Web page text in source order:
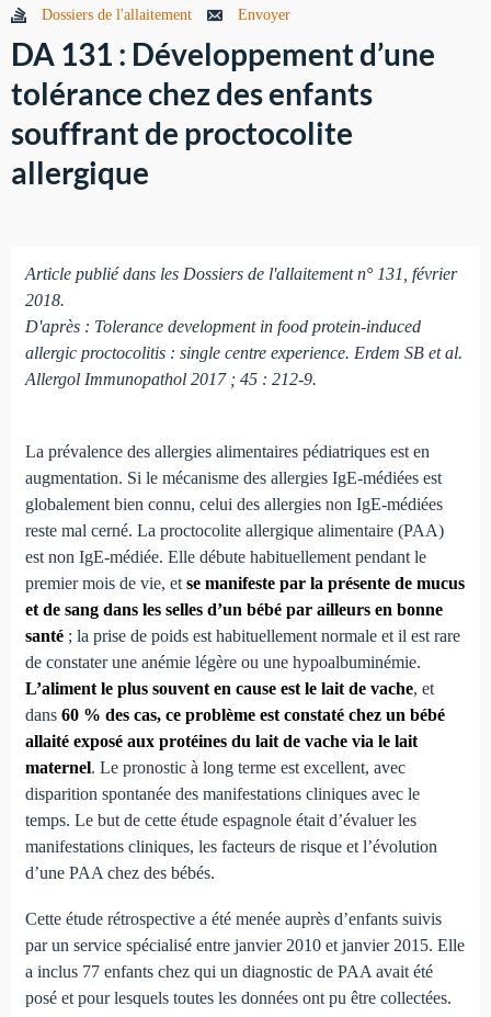
Dossiers de l'allaitement Envoyer
DA 131 : Développement d’une
tolérance chez des enfants
souffrant de proctocolite
allergique
Article publié dans les Dossiers de l'allaitement n° 131, février
2018.
D'après : Tolerance development in food protein-induced
allergic proctocolitis : single centre experience. Erdem SB et al.
Allergol Immunopathol 2017 ; 45 : 212-9.
La prévalence des allergies alimentaires pédiatriques est en
augmentation. Si le mécanisme des allergies IgE-médiées est
globalement bien connu, celui des allergies non IgE-médiées
reste mal cerné. La proctocolite allergique alimentaire (PAA)
est non IgE-médiée. Elle débute habituellement pendant le
premier mois de vie, et se manifeste par la présente de mucus
et de sang dans les selles d’un bébé par ailleurs en bonne
santé; la prise de poids est habituellement normale et il est rare
de constater une anémie légère ou une hypoalbuminémie.
L’aliment le plus souvent en cause est le lait de vache, et
dans 60 % des cas, ce problème est constaté chez un bébé
allaité exposé aux protéines du lait de vache via le lait
maternel. Le pronostic à long terme est excellent, avec
disparition spontanée des manifestations cliniques avec le
temps. Le but de cette étude espagnole était d’évaluer les
manifestations cliniques, les facteurs de risque et l’évolution
d’une PAA chez des bébés.
Cette étude rétrospective a été menée auprès d’enfants suivis
par un service spécialisé entre janvier 2010 et janvier 2015. Elle
a inclus 77 enfants chez qui un diagnostic de PAA avait été
posé et pour lesquels toutes les données ont pu être collectées.